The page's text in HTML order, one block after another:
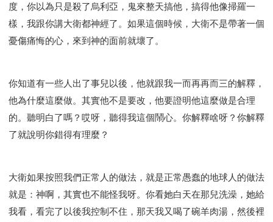
度，你以為只是殺了烏利亞，鬼來整天搞他，搞得他像掃羅一
樣，我跟你講大衛都神經了。如果這個時候，大衛不是帶著一個
憂傷痛悔的心，來到神的面前就壞了。
你知道有一些人出了事兒以後，他就跟我一而再再而三的解釋，
他為什麼這麼做。其實他不是要改，他要證明他這麼做是合理
的。聽明白了嗎？哎呀，聽得我這個鬧心。你解釋啥呀？你解釋
了就說明你錯得有理麼？
大衛如果按照我們正常人的做法，就是正常愚蠢的地球人的做法
就是：神啊，其實也不能怪我呀。你看她白天在那兒洗澡，她給
我看，看完了以後我控制不住，那天我又喝了碗羊肉湯，然後裡